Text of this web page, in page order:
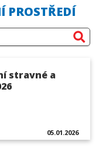
PROSTŘEDÍ
stravné a
05.01.2026